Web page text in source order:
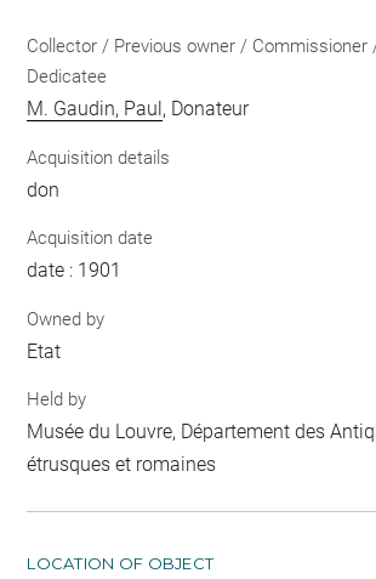
Collector / Previous owner /
Dedicatee
M. Gaudin, Paul, Donateur
Acquisition details
don
Acquisition date
date : 1901
Owned by
Etat
Held by
Musée du Louvre, Département des
étrusques et romaines
LOCATION OF OBJECT